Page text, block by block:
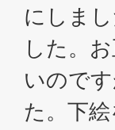
にしま
した。
いので
た。下